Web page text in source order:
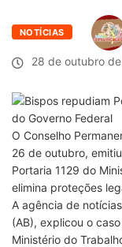
NOTÍCIAS
28 de outubro
O Conselho
26 de outubro,
Portaria 1129 do
elimina proteções
A agência de
(AB), explicou o
Ministério do